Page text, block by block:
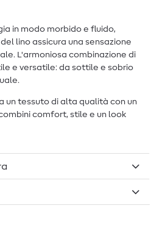
in modo morbido e fluido,
lino assicura una sensazione
L'armoniosa combinazione di
e versatile: da sottile e sobrio
un tessuto di alta qualità con un
comfort, stile e un look